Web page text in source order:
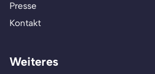
Presse
Kontakt
Weiteres